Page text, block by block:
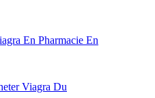
En Pharmacie En
Viagra Du